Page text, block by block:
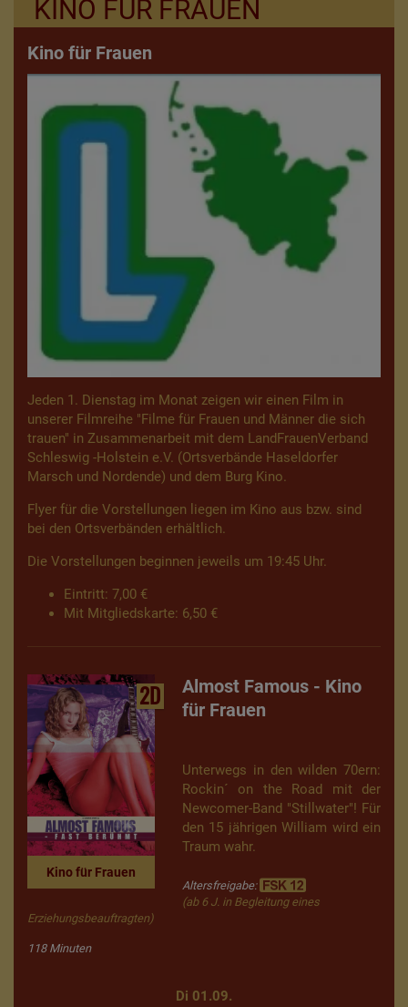
KINO FÜR FRAUEN
Kino für Frauen
Jeden 1. Dienstag im Monat zeigen wir einen Film in
unserer Filmreihe "Filme für Frauen und Männer die sich
trauen" in Zusammenarbeit mit dem LandFrauenVerband
Schleswig -Holstein e.V. (Ortsverbände Haseldorfer
Marsch und Nordende) und dem Burg Kino.
Flyer für die Vorstellungen liegen im Kino aus bzw. sind
bei den Ortsverbänden erhältlich.
Die Vorstellungen beginnen jeweils um 19:45 Uhr.
Eintritt: 7,00 €
Mit Mitgliedskarte: 6,50 €
2D
Kino für Frauen
Almost Famous - Kino
für Frauen
Unterwegs in den wilden 70ern:
Rockin´ on the Road mit der
Newcomer-Band "Stillwater"! Für
den 15 jährigen William wird ein
Traum wahr.
Altersfreigabe:
(ab 6 J. in Begleitung eines
Erziehungsbeauftragten)
118 Minuten
Di 01.09.